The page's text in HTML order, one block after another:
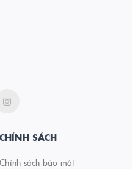
CHÍNH SÁCH
Chính sách bảo mật